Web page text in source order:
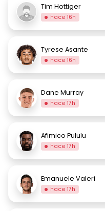
Tim Hottiger
hace 16h
Tyrese Asante
hace 16h
Dane Murray
hace 17h
Afimico Pululu
hace 17h
Emanuele Valeri
hace 17h